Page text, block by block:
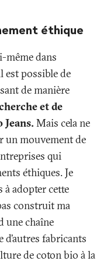
éthique
même dans
est possible de
de manière
et de
Jeans. Mais cela ne
un mouvement de
qui
éthiques. Je
à adopter cette
construit ma
une chaîne
d’autres fabricants
de coton bio à la